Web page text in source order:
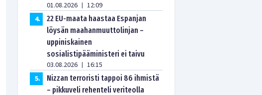
01.08.2026 | 12:09
4.
22 EU-maata haastaa Espanjan
löysän maahanmuuttolinjan –
uppiniskainen
sosialistipääministeri ei taivu
03.08.2026 | 16:15
5.
Nizzan terroristi tappoi 86 ihmistä
– pikkuveli rehenteli veriteolla